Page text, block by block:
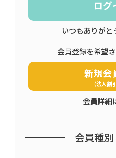
ログ
いつもありがと
会員登録を希望
新規会
（法人割
会員詳細
会員種